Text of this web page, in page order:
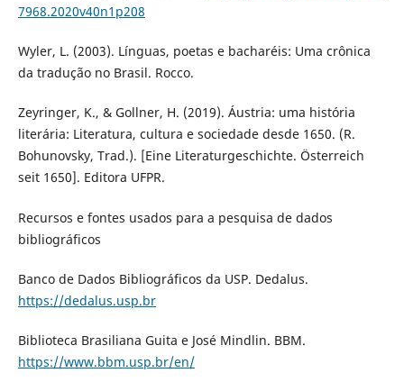
7968.2020v40n1p208
Wyler, L. (2003). Línguas, poetas e bacharéis: Uma crônica
da tradução no Brasil. Rocco.
Zeyringer, K., & Gollner, H. (2019). Áustria: uma história
literária: Literatura, cultura e sociedade desde 1650. (R.
Bohunovsky, Trad.). [Eine Literaturgeschichte. Österreich
seit 1650]. Editora UFPR.
Recursos e fontes usados para a pesquisa de dados
bibliográficos
Banco de Dados Bibliográficos da USP. Dedalus.
https://dedalus.usp.br
Biblioteca Brasiliana Guita e José Mindlin. BBM.
https://www.bbm.usp.br/en/